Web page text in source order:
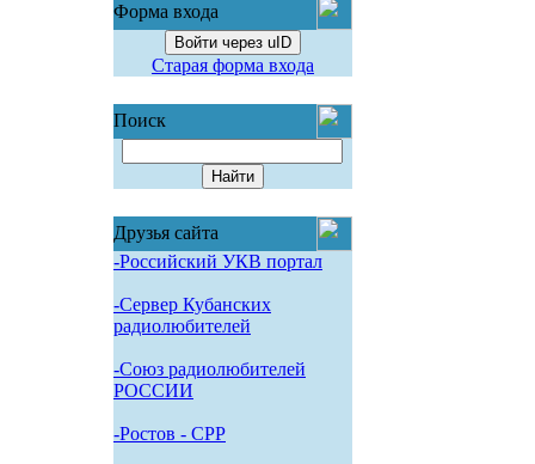
Форма входа
Войти через uID
Старая форма входа
Поиск
Друзья сайта
-Российский УКВ портал
-Сервер Кубанских
радиолюбителей
-Союз радиолюбителей
РОССИИ
-Pостов - CPP